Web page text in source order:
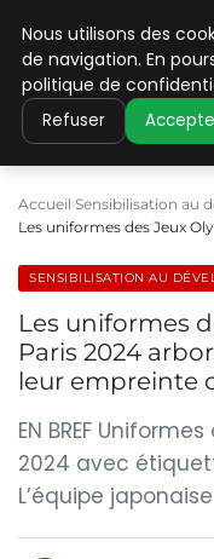
Accueil Sensibilisation au
Les uniformes des Jeux
SENSIBILISATION AU
Les uniformes
Paris 2024
leur empreinte
EN BREF
2024 avec
L’équipe
Nous utilisons des
de navigation. En
politique de
Refuser